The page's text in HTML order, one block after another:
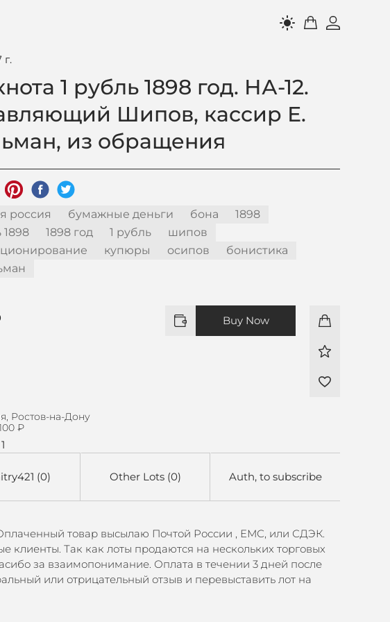
light_mode
г.
1 рубль 1898 год. НА-12.
Шипов, кассир Е.
из обращения
россия бумажные деньги бона
1898
1898
1898 год 1 рубль
шипов
купюры осипов
бонистика
Buy Now
Ростов-на-Дону
₽
(0) Other Lots (0) Auth, to subscribe
товар высылаю Почтой России , ЕМС, или СДЭК.
Так как лоты продаются на нескольких торговых
за взаимопонимание. Оплата в течении 3 дней после
или отрицательный отзыв и перевыставить лот на